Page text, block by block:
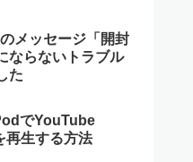
メッセージ「開封
ならないトラブル
た
でYouTube
再生する方法